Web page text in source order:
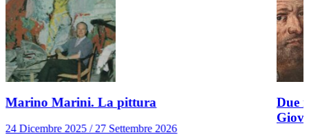
Marino Marini. La pittura
24 Dicembre 2025 / 27 Settembre 2026
Due